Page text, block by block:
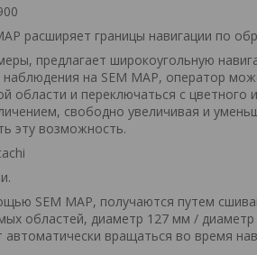
расширяет границы навигации по
предлагает широкоугольную
на SEM MAP, оператор
области и переключаться с цветного
свободно увеличивая и
эту возможность.
SEM MAP, получаются путем
областей, диаметр 127 мм / диаметр
вращаться во время